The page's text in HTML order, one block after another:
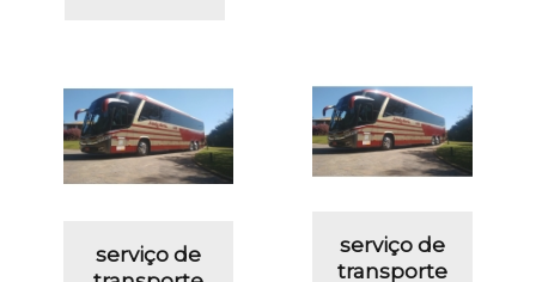
serviço de
serviço de
transporte